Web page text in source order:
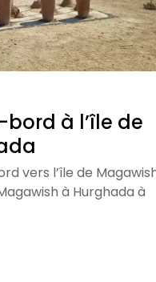
bord à l’île de
vers l’île de
à Hurghada à